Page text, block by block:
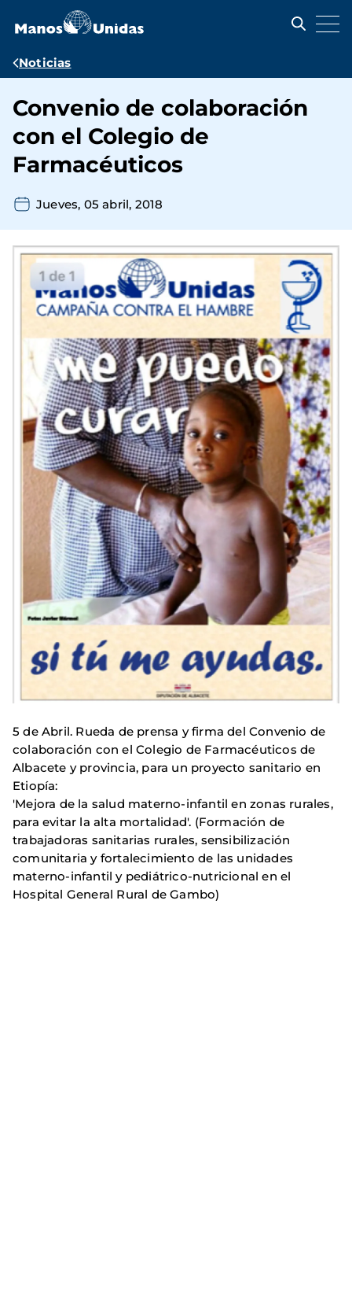
contenido
Ruta
navegación
Noticias
Convenio de colaboración
con el Colegio de
Farmacéuticos
Jueves, 05 abril, 2018
5 de Abril. Rueda de prensa y firma del Convenio de
colaboración con el Colegio de Farmacéuticos de
Albacete y provincia, para un proyecto sanitario en
Etiopía:
'Mejora de la salud materno-infantil en zonas rurales,
para evitar la alta mortalidad'. (Formación de
trabajadoras sanitarias rurales, sensibilización
comunitaria y fortalecimiento de las unidades
materno-infantil y pediátrico-nutricional en el
Hospital General Rural de Gambo)